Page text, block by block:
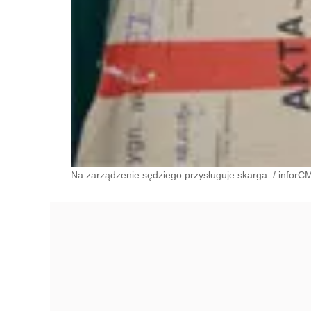
Na zarządzenie sędziego przysługuje skarga. /